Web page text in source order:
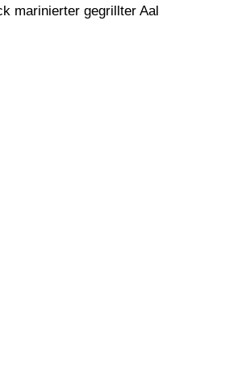
marinierter gegrillter Aal